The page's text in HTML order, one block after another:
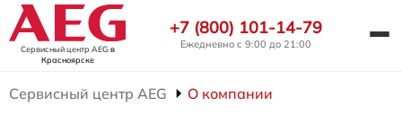
Сервисный центр AEG в
Красноярске
+7 (800) 101-14-79
Ежедневно с 9:00 до 21:00
Сервисный центр AEG О компании